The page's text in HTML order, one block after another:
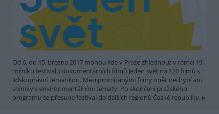
Od 6. do 15. března 2017 mohou lidé v Praze zhlédnout v rámci 19.
ročníku festivalu dokumentárních filmů Jeden svět na 120 filmů s
lidskoprávní tématikou. Mezi promítanými filmy opět nechybí ani
snímky s environmentálními tématy. Po skončení pražského
programu se přesune festival do dalších regionů České republiky.